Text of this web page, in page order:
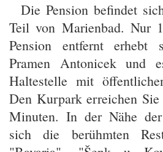
Die Pension befindet
Teil von Marienbad. Nur
Pension entfernt erhebt
Pramen Antonicek und
Haltestelle mit
Den Kurpark erreichen
Minuten. In der Nähe
sich die berühmten